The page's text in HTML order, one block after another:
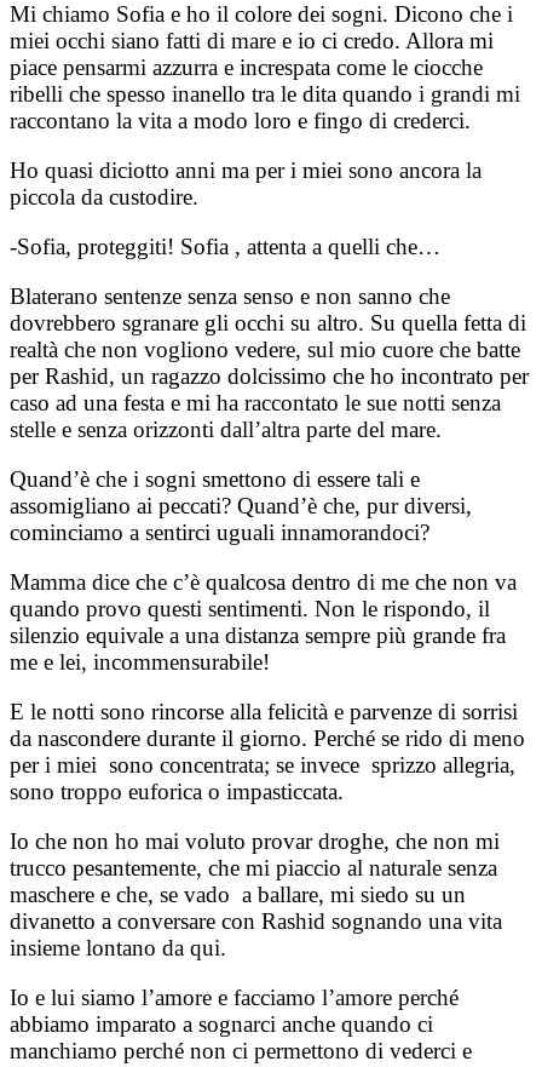
Mi chiamo Sofia e ho il colore dei sogni. Dicono che i
miei occhi siano fatti di mare e io ci credo. Allora mi
piace pensarmi azzurra e increspata come le ciocche
ribelli che spesso inanello tra le dita quando i grandi mi
raccontano la vita a modo loro e fingo di crederci.
Ho quasi diciotto anni ma per i miei sono ancora la
piccola da custodire.
-Sofia, proteggiti! Sofia , attenta a quelli che…
Blaterano sentenze senza senso e non sanno che
dovrebbero sgranare gli occhi su altro. Su quella fetta di
realtà che non vogliono vedere, sul mio cuore che batte
per Rashid, un ragazzo dolcissimo che ho incontrato per
caso ad una festa e mi ha raccontato le sue notti senza
stelle e senza orizzonti dall’altra parte del mare.
Quand’è che i sogni smettono di essere tali e
assomigliano ai peccati? Quand’è che, pur diversi,
cominciamo a sentirci uguali innamorandoci?
Mamma dice che c’è qualcosa dentro di me che non va
quando provo questi sentimenti. Non le rispondo, il
silenzio equivale a una distanza sempre più grande fra
me e lei, incommensurabile!
E le notti sono rincorse alla felicità e parvenze di sorrisi
da nascondere durante il giorno. Perché se rido di meno
per i miei sono concentrata; se invece sprizzo allegria,
sono troppo euforica o impasticcata.
Io che non ho mai voluto provar droghe, che non mi
trucco pesantemente, che mi piaccio al naturale senza
maschere e che, se vado a ballare, mi siedo su un
divanetto a conversare con Rashid sognando una vita
insieme lontano da qui.
Io e lui siamo l’amore e facciamo l’amore perché
abbiamo imparato a sognarci anche quando ci
manchiamo perché non ci permettono di vederci e